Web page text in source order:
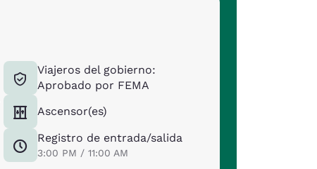
Viajeros del gobierno:
Aprobado por FEMA
Ascensor(es)
Registro de entrada/salida
3:00 PM / 11:00 AM